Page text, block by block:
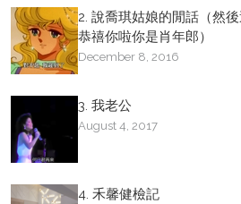
2. 說喬琪姑娘的閒話（然
恭禧你啦你是肖年郎）
December 8, 2016
3. 我老公
August 4, 2017
4. 禾馨健檢記